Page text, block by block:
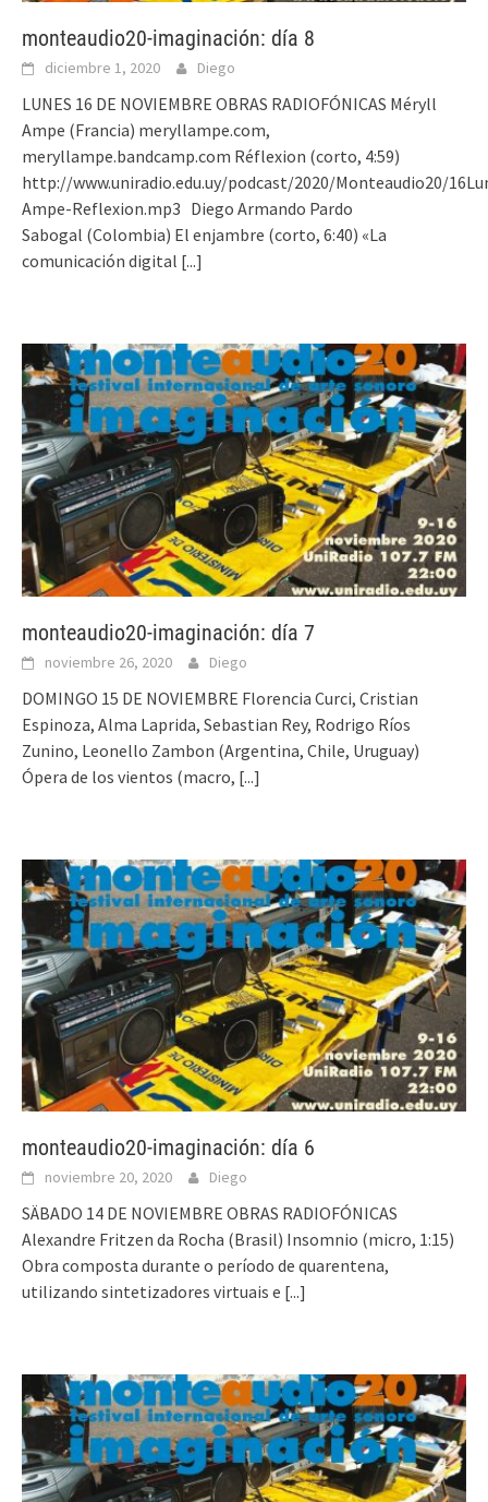
monteaudio20-imaginación: día 8
diciembre 1, 2020 Diego
LUNES 16 DE NOVIEMBRE OBRAS RADIOFÓNICAS Méryll
Ampe (Francia) meryllampe.com,
meryllampe.bandcamp.com Réflexion (corto, 4:59)
http://www.uniradio.edu.uy/podcast/2020/Monteaudio20/
Ampe-Reflexion.mp3 Diego Armando Pardo
Sabogal (Colombia) El enjambre (corto, 6:40) «La
comunicación digital [...]
monteaudio20-imaginación: día 7
noviembre 26, 2020 Diego
DOMINGO 15 DE NOVIEMBRE Florencia Curci, Cristian
Espinoza, Alma Laprida, Sebastian Rey, Rodrigo Ríos
Zunino, Leonello Zambon (Argentina, Chile, Uruguay)
Ópera de los vientos (macro, [...]
monteaudio20-imaginación: día 6
noviembre 20, 2020 Diego
SÄBADO 14 DE NOVIEMBRE OBRAS RADIOFÓNICAS
Alexandre Fritzen da Rocha (Brasil) Insomnio (micro, 1:15)
Obra composta durante o período de quarentena,
utilizando sintetizadores virtuais e [...]